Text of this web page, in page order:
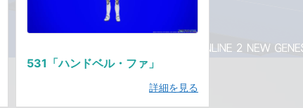
531「ハンドベル・ファ」
詳細を見る